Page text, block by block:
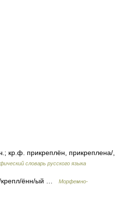
кр.ф. прикреплён, прикреплена/,
словарь русского языка
ённ/ый …
Морфемно-